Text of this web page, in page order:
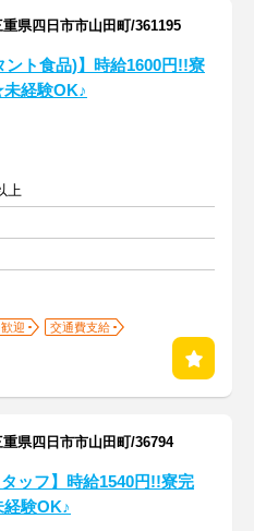
県四日市市山田町/361195
ント食品)】時給1600円!!寮
経験OK♪
上
迎
交通費支給
県四日市市山田町/36794
ッフ】時給1540円!!寮完
験OK♪